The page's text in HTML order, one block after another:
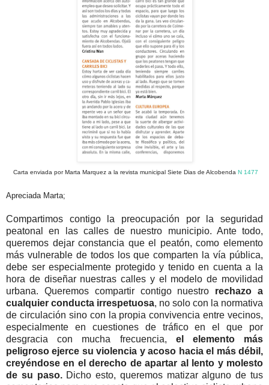
Carta enviada por Marta Marquez a la revista municipal Siete Dias de Alcobenda N 1477
Apreciada Marta;
Compartimos contigo la preocupación por la seguridad
peatonal en las calles de nuestro municipio. Ante todo,
queremos dejar constancia que el peatón, como elemento
más vulnerable de todos los que comparten la vía pública,
debe ser especialmente protegido y tenido en cuenta a la
hora de diseñar nuestras calles y el modelo de movilidad
urbana. Queremos compartir contigo nuestro rechazo a
cualquier conducta irrespetuosa, no solo con la normativa
de circulación sino con la propia convivencia entre vecinos,
especialmente en cuestiones de tráfico en el que por
desgracia con mucha frecuencia, el elemento más
peligroso ejerce su violencia y acoso hacia el más débil,
creyéndose en el derecho de apartar al lento y molesto
de su paso.Dicho esto, queremos matizar alguno de tus